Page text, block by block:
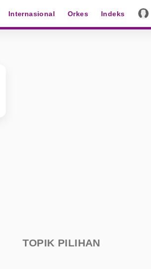
Internasional Orkes Indeks
TOPIK PILIHAN